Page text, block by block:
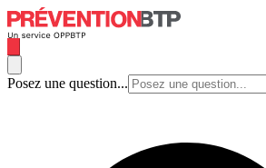
Posez une question...